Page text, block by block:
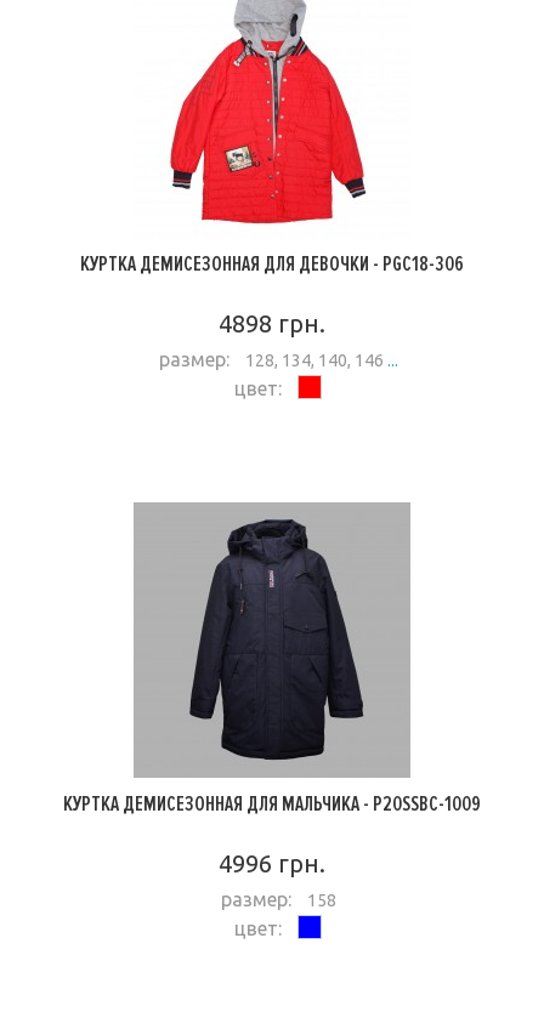
КУРТКА ДЕМИСЕЗОННАЯ ДЛЯ ДЕВОЧКИ - PGC18-306
4898 грн.
размер: 128, 134, 140, 146 ...
цвет:
КУРТКА ДЕМИСЕЗОННАЯ ДЛЯ МАЛЬЧИКА - P20SSBC-1009
4996 грн.
размер: 158
цвет: